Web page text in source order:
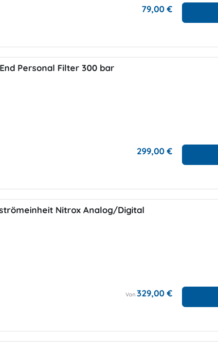
79,00 €
Personal Filter 300 bar
299,00 €
Nitrox Analog/Digital
Von 329,00 €